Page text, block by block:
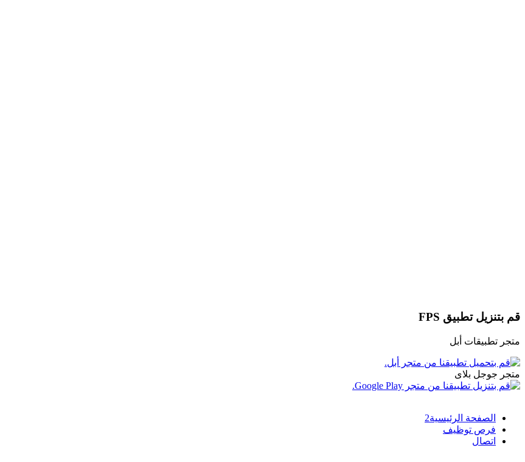
قم بتنزيل تطبيق FPS
متجر تطبيقات أبل
متجر جوجل بلاى
الصفحة الرئيسية2
فرص توظيف
اتصال